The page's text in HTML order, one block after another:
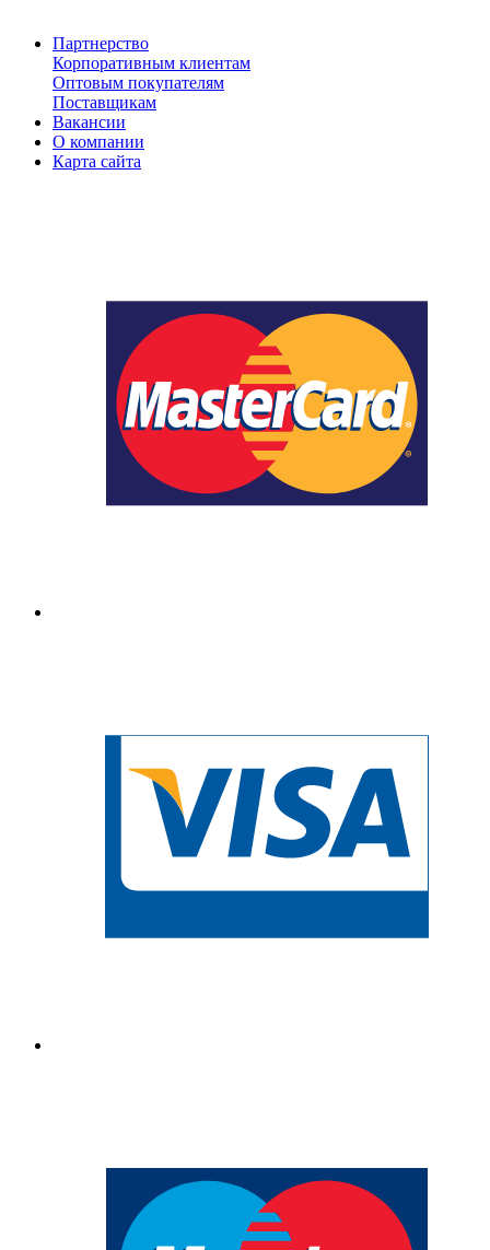
Партнерство
Корпоративным клиентам
Оптовым покупателям
Поставщикам
Вакансии
О компании
Карта сайта